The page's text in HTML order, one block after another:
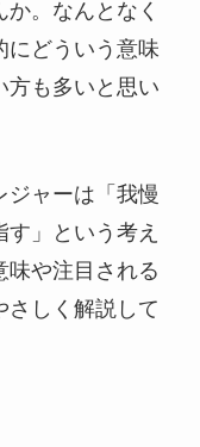
。なんとなく
にどういう意味
方も多いと思い
ジャーは「我慢
」という考え
味や注目される
さしく解説して